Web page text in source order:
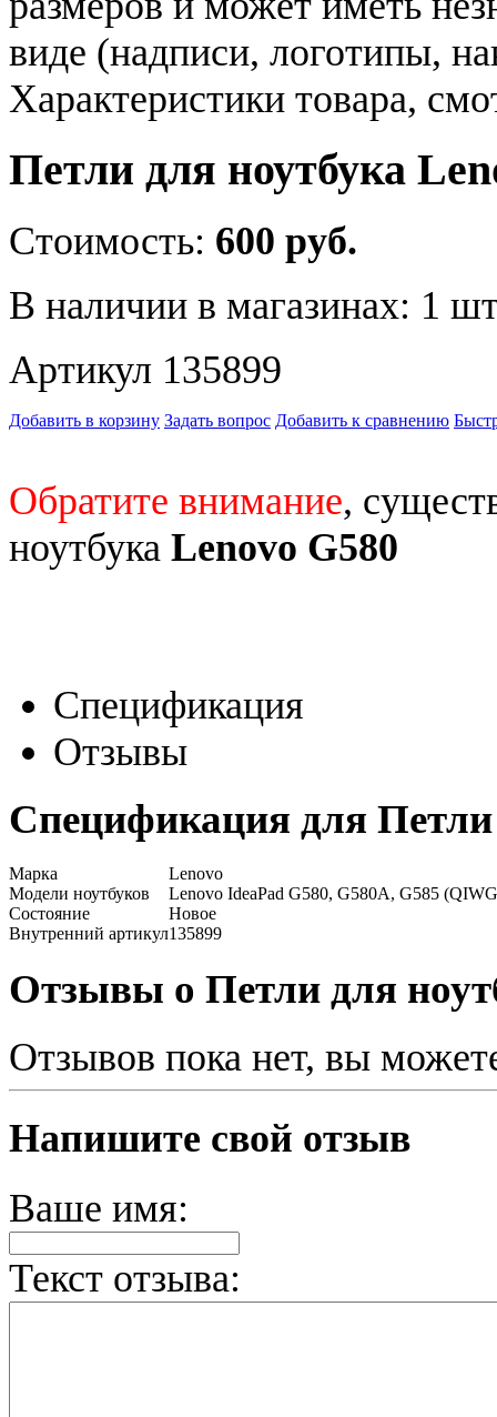
виде (надписи, логотипы,
Характеристики товара,
Петли для ноутбука
Стоимость: 600 руб.
В наличии в магазинах: 1
Артикул 135899
Добавить в корзину Задать вопрос Добавить к сравнению
Обратите внимание,
ноутбука Lenovo G580
Спецификация
Отзывы
Спецификация для Петли
Марка
Lenovo
Модели ноутбуков
Lenovo IdeaPad G580, G580A, G585
Состояние
Новое
Внутренний артикул135899
Отзывы о Петли для
Отзывов пока нет, вы
Напишите свой отзыв
Ваше имя:
Текст отзыва: